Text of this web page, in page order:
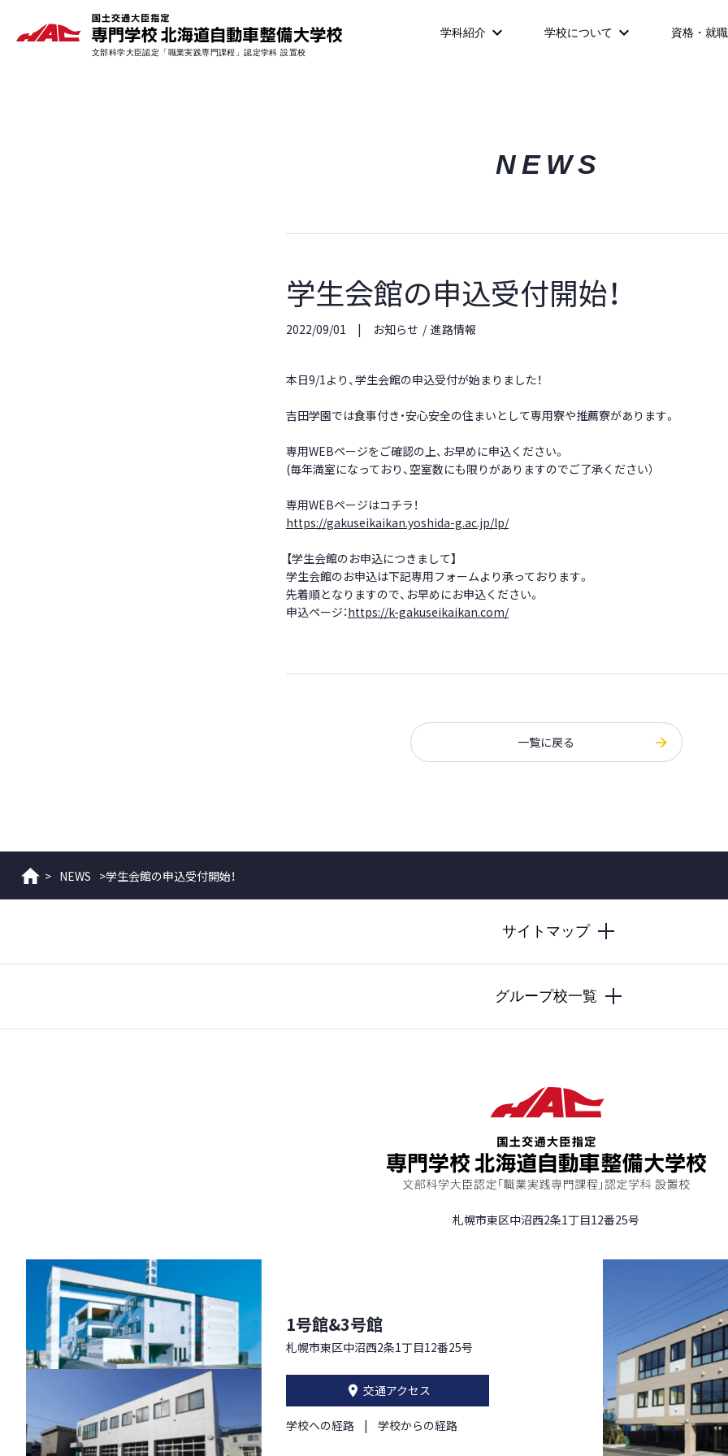
学科紹介 学校について 資格・就職
NEWS
学生会館の申込受付開始！
2022/09/01 お知らせ 進路情報
本日9/1より、学生会館の申込受付が始まりました！
吉田学園では食事付き・安心安全の住まいとして専用寮や推薦寮があります。
専用WEBページをご確認の上、お早めに申込ください。
(毎年満室になっており、空室数にも限りがありますのでご了承ください）
専用WEBページはコチラ！
https://gakuseikaikan.yoshida-g.ac.jp/lp/
【学生会館のお申込につきまして】
学生会館のお申込は下記専用フォームより承っております。
先着順となりますので、お早めにお申込ください。
申込ページ：https://k-gakuseikaikan.com/
一覧に戻る
ホーム
> NEWS >学生会館の申込受付開始！
サイトマップ
グループ校一覧
札幌市東区中沼西2条1丁目12番25号
1号館&3号館
札幌市東区中沼西2条1丁目12番25号
交通アクセス
学校への経路 学校からの経路